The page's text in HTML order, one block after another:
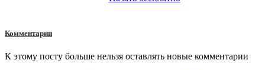
Комментарии
К этому посту больше нельзя оставлять новые комментарии